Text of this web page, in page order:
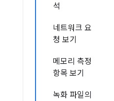
석
네트워크 요
청 보기
메모리 측정
항목 보기
녹화 파일의